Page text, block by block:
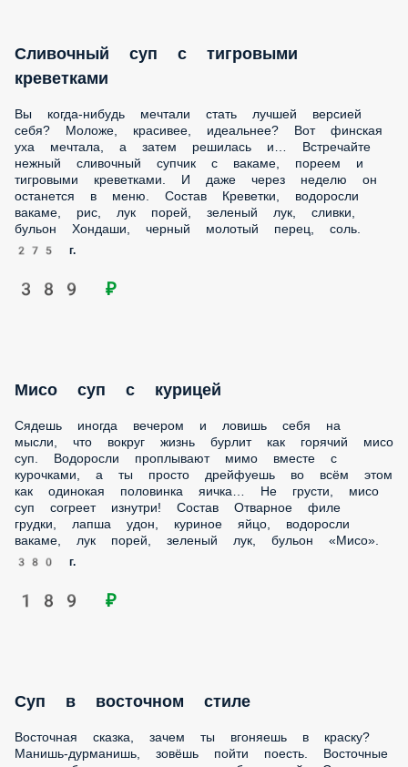
275 г.
389 ₽
Мисо суп с курицей
Сядешь иногда вечером и ловишь себя на мысли, что
вокруг жизнь бурлит как горячий мисо суп. Водоросли
проплывают мимо вместе с курочками, а ты просто
Не грусти, мисо суп согреет изнутри! Состав Отварное
189 ₽
Суп в восточном стиле
Восточная сказка, зачем ты вгоняешь в краску? Манишь-
дурманишь, зовёшь пойти поесть. Восточные сказки:
бульон, томат, перец болгарский. Супец восточный — ты
новая любовь! Состав Лапша удон, помидоры свежие,
морковь, масло растительное, лук репчатый, чеснок,